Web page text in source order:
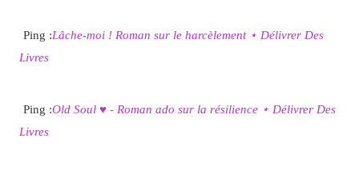
Ping :Lâche-moi ! Roman sur le harcèlement ⋆ Délivrer Des
Livres
Ping :Old Soul ♥ - Roman ado sur la résilience ⋆ Délivrer Des
Livres